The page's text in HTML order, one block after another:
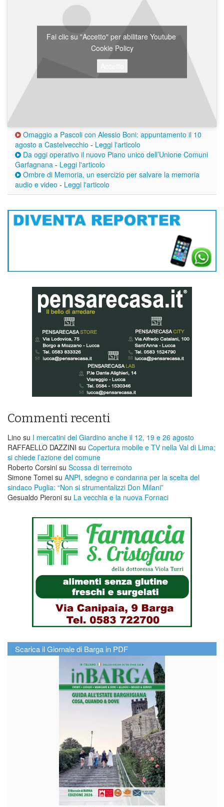
Fai clic su "Accetto" per abilitare Youtube
Cookie Policy
Omaggio a Pascoli con Alessio Boni: appuntamento il 10
agosto a Castelvecchio - Leggi l'articolo
Da oggi operativo il nuovo Piano unico dell’Unione Comuni
Garfagnana - Leggi l'articolo
Ombre di Memoria, un esercizio per salvare la memoria
audio e video - Leggi l'articolo
Commenti recenti
Lino su I mercatini del Giardino anche il 12, 19 e 26 agosto
RAFFAELLO DAZZINI su ​Copertura mobile e TV nella Val di Lima;
si chiede l’azione del comune
Roberto Corsini su Scossa di terremoto
Simone Tomei su ANPI, sdegno e condanna per la scelta del
sindaco Puglia: “Non si strumentalizzi Don Milani”
Gesualdo Pieroni su La vecchia e la nuova Fornaci
Scarica il Giornale di Barga in PDF